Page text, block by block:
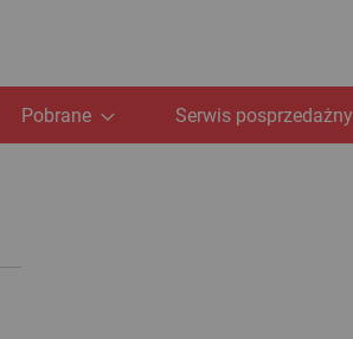
Pobrane Serwis posprzedażny